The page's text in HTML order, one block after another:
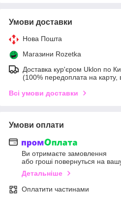
Умови доставки
Нова Пошта
Магазини Rozetka
Доставка кур'єром Uklon по
(100% передоплата на карту,
Всі умови доставки
Умови оплати
Ви отримаєте замовлення
або гроші повернуться на
Детальніше
Оплатити частинами